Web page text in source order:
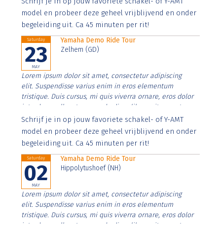
imperdiet. Nunc ut sem vitae risus tristique posuere.
model en probeer deze geheel vrijblijvend en onder
begeleiding uit. Ca 45 minuten per rit!
Saturday
23
MAY
Yamaha Demo Ride Tour
Zelhem (GD)
Lorem ipsum dolor sit amet, consectetur adipiscing
elit. Suspendisse varius enim in eros elementum
tristique. Duis cursus, mi quis viverra ornare, eros dolor
interdum nulla, ut commodo diam libero vitae erat.
Aenean faucibus nibh et justo cursus id rutrum lorem
imperdiet. Nunc ut sem vitae risus tristique posuere.
Schrijf je in op jouw favoriete schakel- of Y-AMT
model en probeer deze geheel vrijblijvend en onder
begeleiding uit. Ca 45 minuten per rit!
Saturday
02
MAY
Yamaha Demo Ride Tour
Hippolytushoef (NH)
Lorem ipsum dolor sit amet, consectetur adipiscing
elit. Suspendisse varius enim in eros elementum
tristique. Duis cursus, mi quis viverra ornare, eros dolor
interdum nulla, ut commodo diam libero vitae erat.